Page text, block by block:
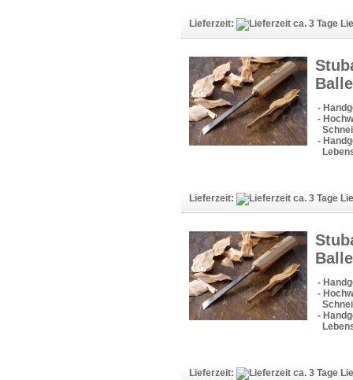
Lieferzeit:
-
-
-
Lieferzeit:
-
-
-
Lieferzeit: